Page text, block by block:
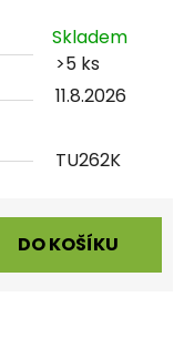
Skladem
>5 ks
11.8.2026
TU262K
DO KOŠÍKU